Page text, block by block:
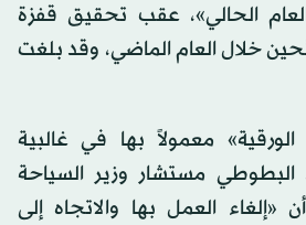
الحالي»، عقب تحقيق قفزة
خلال العام الماضي، وقد بلغت
معمولاً بها في غالبية
البطوطي مستشار وزير السياحة
«إلغاء العمل بها والاتجاه إلى